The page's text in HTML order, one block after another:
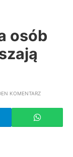
osób
KOMENTARZ